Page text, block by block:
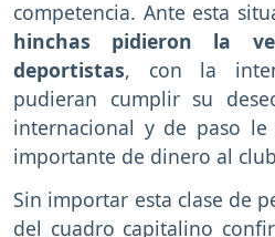
competencia. Ante esta
hinchas pidieron la
deportistas, con la
pudieran cumplir su
internacional y de paso
importante de dinero al
Sin importar esta clase de
del cuadro capitalino